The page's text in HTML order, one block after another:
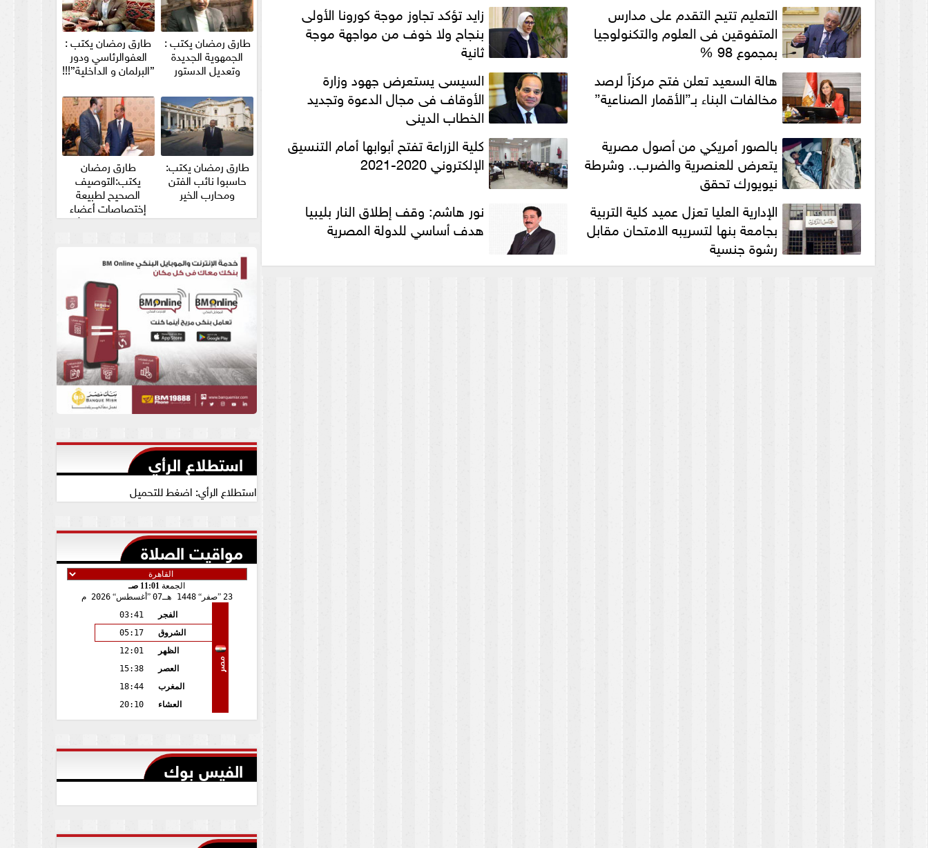
التعليم تتيح التقدم على مدارس
المتفوقين فى العلوم والتكنولوجيا
بمجموع 98 %
زايد تؤكد تجاوز موجة كورونا الأولى
بنجاح ولا خوف من مواجهة موجة
ثانية
هالة السعيد تعلن فتح مركزاً لرصد
مخالفات البناء بـ”الأقمار الصناعية”
السيسى يستعرض جهود وزارة
الأوقاف فى مجال الدعوة وتجديد
الخطاب الدينى
بالصور أمريكي من أصول مصرية
يتعرض للعنصرية والضرب.. وشرطة
نيويورك تحقق
كلية الزراعة تفتح أبوابها أمام التنسيق
الإلكتروني 2020-2021
الإدارية العليا تعزل عميد كلية التربية
بجامعة بنها لتسريبه الامتحان مقابل
رشوة جنسية
نور هاشم: وقف إطلاق النار بليبيا
هدف أساسي للدولة المصرية
طارق رمضان يكتب :
الجمهوية الجديدة
وتعديل الدستور
طارق رمضان يكتب :
العفوالرئاسي ودور
”البرلمان و الداخلية”!!!
طارق رمضان يكتب:
حاسبوا نائب الفتن
ومحارب الخير
طارق رمضان
يكتب:التوصيف
الصحيح لطبيعة
إختصاصات أعضاء
مجلس الشيوخ والأمين
استطلاع الرأي
استطلاع الرأي: اضغط للتحميل
مواقيت الصلاة
الجمعة 11:01 صـ
23
صفر 1448 هـ 07 أغسطس 2026 م
مصر
الفجر
03:41
الشروق
05:17
الظهر
12:01
العصر
15:38
المغرب
18:44
العشاء
20:10
الفيس بوك